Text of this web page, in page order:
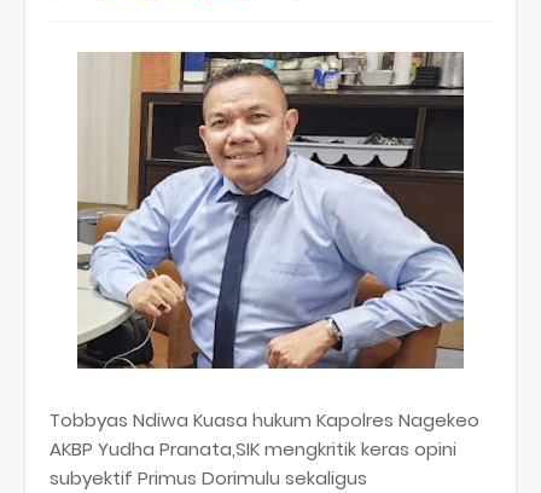
Tobbyas Ndiwa Kuasa hukum Kapolres Nagekeo
AKBP Yudha Pranata,SIK mengkritik keras opini
subyektif Primus Dorimulu sekaligus